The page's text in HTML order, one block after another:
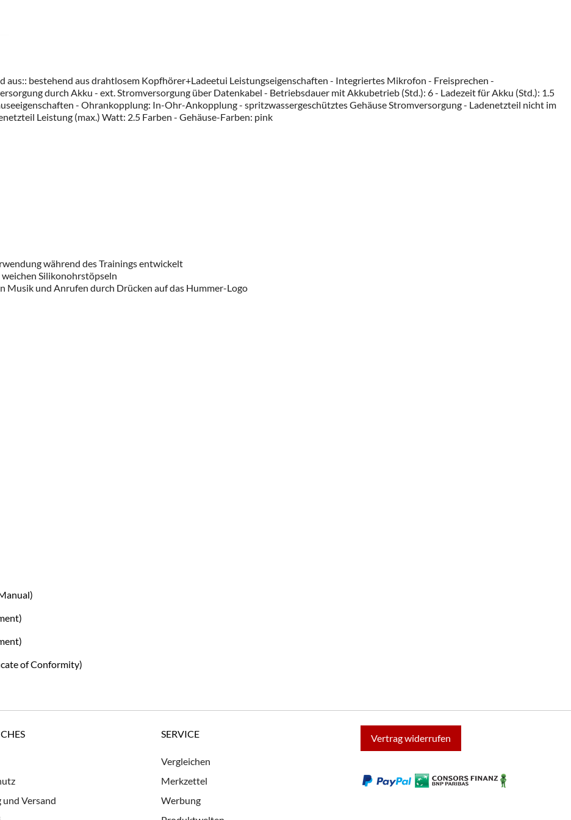
bestehend aus drahtlosem Kopfhörer+Ladeetui Leistungseigenschaften - Integriertes Mikrofon - Freisprechen -
durch Akku - ext. Stromversorgung über Datenkabel - Betriebsdauer mit Akkubetrieb (Std.): 6 - Ladezeit für Akku (Std.): 1.5
- Ohrankopplung: In-Ohr-Ankopplung - spritzwassergeschütztes Gehäuse Stromversorgung - Ladenetzteil nicht im
Leistung (max.) Watt: 2.5 Farben - Gehäuse-Farben: pink
während des Trainings entwickelt
Silikonohrstöpseln
Musik und Anrufen durch Drücken auf das Hummer-Logo
of Conformity)
und Versand
SERVICE
Vergleichen
Merkzettel
Werbung
Vertrag widerrufen